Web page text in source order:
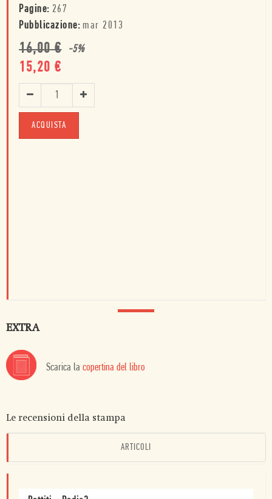
Pagine: 267
Pubblicazione: mar 2013
16,00€ -5%
15,20 €
ACQUISTA
EXTRA
Scarica la copertina del libro
Le recensioni della stampa
ARTICOLI